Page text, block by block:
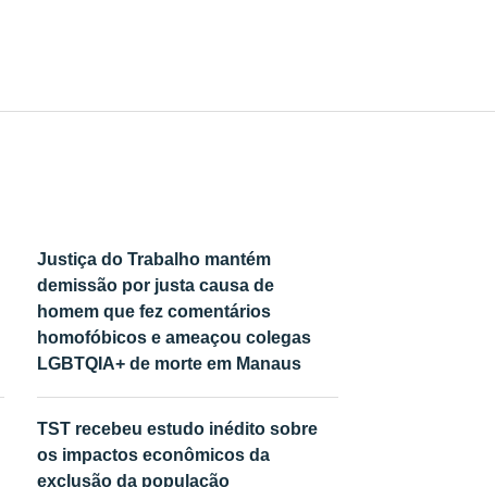
Justiça do Trabalho mantém
demissão por justa causa de
homem que fez comentários
homofóbicos e ameaçou colegas
LGBTQIA+ de morte em Manaus
TST recebeu estudo inédito sobre
os impactos econômicos da
exclusão da população